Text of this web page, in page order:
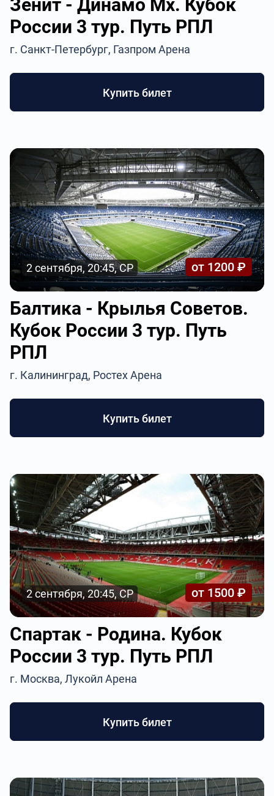
Зенит - Динамо Мх. Кубок
России 3 тур. Путь РПЛ
г. Санкт-Петербург, Газпром Арена
Купить билет
2 сентября, 20:45, СР от 1200 ₽
Балтика - Крылья Советов.
Кубок России 3 тур. Путь
РПЛ
г. Калининград, Ростех Арена
Купить билет
2 сентября, 20:45, СР от 1500 ₽
Спартак - Родина. Кубок
России 3 тур. Путь РПЛ
г. Москва, Лукойл Арена
Купить билет